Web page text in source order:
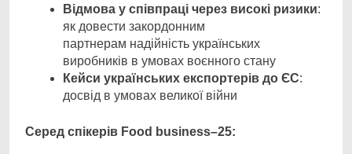
Відмова у співпраці через високі ризики:
як довести закордонним
партнерам надійність українських
виробників в умовах воєнного стану
Кейси українських експортерів до ЄС:
досвід в умовах великої війни
Серед спікерів Food business–25: